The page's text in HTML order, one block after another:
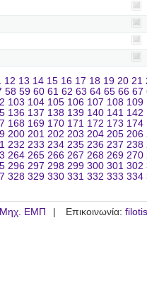
12 13 14 15 16 17 18 19 20 21
58 59 60 61 62 63 64 65 66 67
103 104 105 106 107 108 109
136 137 138 139 140 141 142
168 169 170 171 172 173 174
200 201 202 203 204 205 206
232 233 234 235 236 237 238
264 265 266 267 268 269 270
296 297 298 299 300 301 302
328 329 330 331 332 333 334
ΕΜΠ Επικοινωνία: